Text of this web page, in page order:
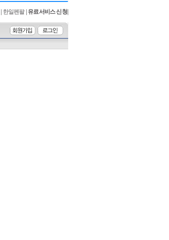
한일펜팔 유료서비스 신청|